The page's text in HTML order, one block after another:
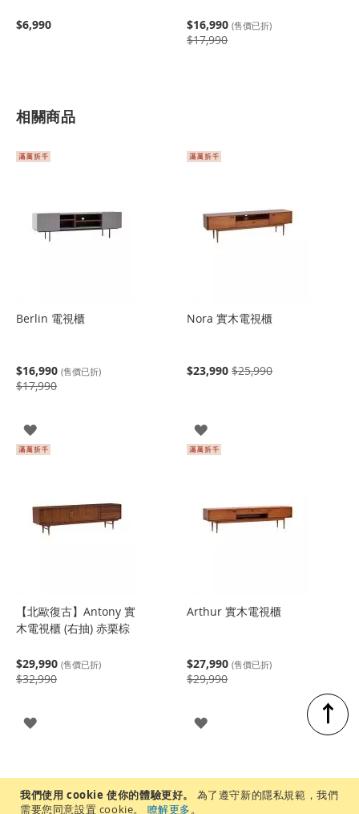
我們使用 cookie 使你的體驗更好。
為了遵守新的隱私規範，我們
需要您同意設置 cookie。
瞭解更多。
$6,990 $16,990 (售價已折)
$17,990
相關商品
Berlin 電視櫃
$16,990 (售價已折)
$17,990
登
入
Nora 實木電視櫃
$23,990 $25,990
登
入
【北歐復古】Antony 實
木電視櫃 (右抽) 赤栗棕
$29,990 (售價已折)
$32,990
登
Arthur 實木電視櫃
$27,990 (售價已折)
$29,990
登
↑